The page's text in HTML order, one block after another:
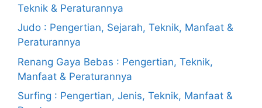
Teknik & Peraturannya
Judo : Pengertian, Sejarah, Teknik, Manfaat &
Peraturannya
Renang Gaya Bebas : Pengertian, Teknik,
Manfaat & Peraturannya
Surfing : Pengertian, Jenis, Teknik, Manfaat &